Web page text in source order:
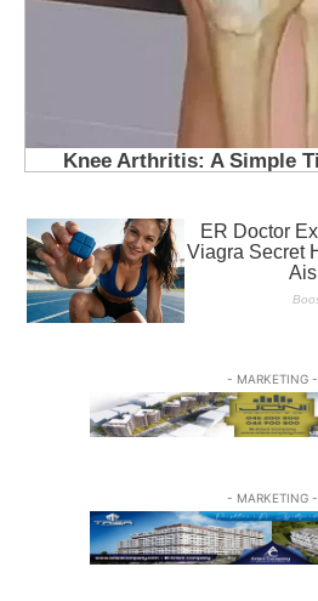
- MARKETING -
- MARKETING -